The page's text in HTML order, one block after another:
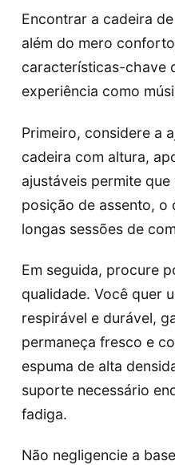
Encontrar a cadeira
além do mero
características-chave
experiência como
Primeiro, considere a
cadeira com altura,
ajustáveis permite
posição de assento, o
longas sessões de
Em seguida, procure
qualidade. Você quer
respirável e durável,
permaneça fresco e
espuma de alta
suporte necessário
fadiga.
Não negligencie a